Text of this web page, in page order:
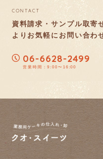
CONTACT
資料請求・サンプル取寄
より お気軽にお問い合わ
06-6628-2499
営業時間：9:00〜16:00